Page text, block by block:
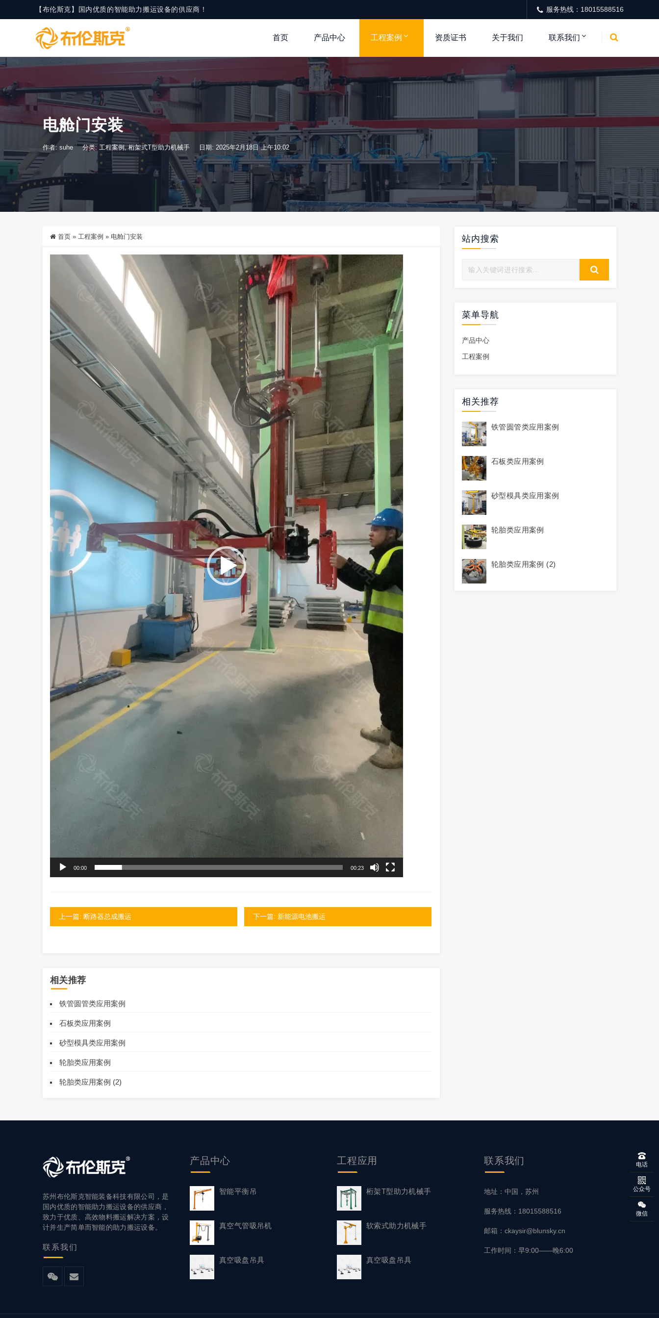
【布伦斯克】国内优质的智能助力搬运设备的供应商！ 服务热线：18015588516
首页 产品中心 工程案例 资质证书 关于我们 联系我们
电舱门安装
作者: suhe 分类: 工程案例,桁架式T型助力机械手 日期: 2025年2月18日 上午10:02
首页 » 工程案例 » 电舱门安装
器
00:00 00:23
上一篇: 断路器总成搬运 下一篇: 新能源电池搬运
相关推荐
铁管圆管类应用案例
石板类应用案例
砂型模具类应用案例
轮胎类应用案例
轮胎类应用案例 (2)
站内搜索
菜单导航
产品中心
工程案例
相关推荐
铁管圆管类应用案例
石板类应用案例
砂型模具类应用案例
轮胎类应用案例
轮胎类应用案例 (2)
苏州布伦斯克智能装备科技有限公司，是
国内优质的智能助力搬运设备的供应商，
致力于优质、高效物料搬运解决方案，设
计并生产简单而智能的助力搬运设备。
联系我们
产品中心
智能平衡吊
真空气管吸吊机
真空吸盘吊具
工程应用
桁架T型助力机械手
软索式助力机械手
真空吸盘吊具
联系我们
地址：中国，苏州
服务热线：18015588516
邮箱：ckaysir@blunsky.cn
工作时间：早9:00——晚6:00
电话
公众号
微信